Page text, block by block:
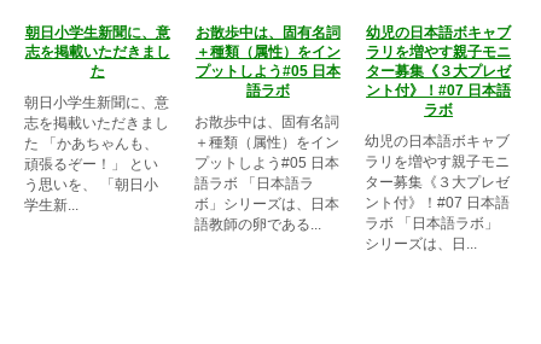
朝日小学生新聞に、意
志を掲載いただきまし
た
朝日小学生新聞に、意
志を掲載いただきまし
た 「かあちゃんも、
頑張るぞー！」 とい
う思いを、 「朝日小
学生新...
お散歩中は、固有名詞
＋種類（属性）をイン
プットしよう#05 日本
語ラボ
お散歩中は、固有名詞
＋種類（属性）をイン
プットしよう#05 日本
語ラボ 「日本語ラ
ボ」シリーズは、日本
語教師の卵である...
幼児の日本語ボキャブ
ラリを増やす親子モニ
ター募集《３大プレゼ
ント付》！#07 日本語
ラボ
幼児の日本語ボキャブ
ラリを増やす親子モニ
ター募集《３大プレゼ
ント付》！#07 日本語
ラボ 「日本語ラボ」
シリーズは、日...